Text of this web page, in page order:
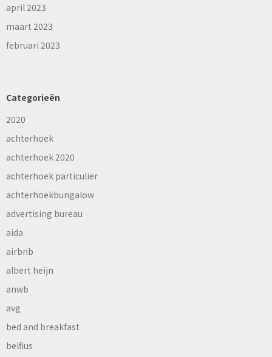
april 2023
maart 2023
februari 2023
Categorieën
2020
achterhoek
achterhoek 2020
achterhoek particulier
achterhoekbungalow
advertising bureau
aida
airbnb
albert heijn
anwb
avg
bed and breakfast
belfius